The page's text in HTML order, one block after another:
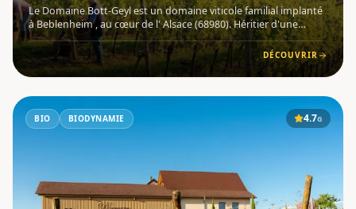
Le Domaine Bott-Geyl est un domaine viticole familial implanté
à Beblenheim , au cœur de l' Alsace (68980). Héritier d'une
tradition remontant à 1775, le domaine est conduit depuis
1993 par Jean-Christophe Bott, qui perpétue avec passion un
DÉCOUVRIR
BIO BIODYNAMIE 4.7G